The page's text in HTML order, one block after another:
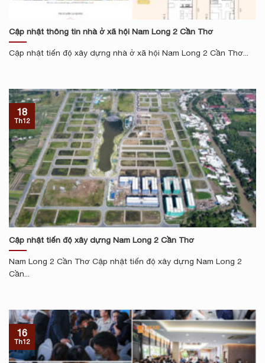
Cập nhật thông tin nhà ở xã hội Nam Long 2 Cần Thơ
Cập nhật tiến độ xây dựng nhà ở xã hội Nam Long 2 Cần Thơ...
Cập nhật tiến độ xây dựng Nam Long 2 Cần Thơ
Nam Long 2 Cần Thơ Cập nhật tiến độ xây dựng Nam Long 2
Cần...
18
Th12
16
Th12